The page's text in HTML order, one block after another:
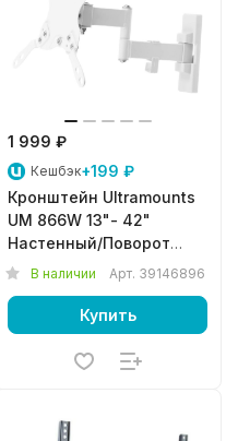
1 999 ₽
Кешбэк+199 ₽
Кронштейн Ultramounts
UM 866W 13"- 42"
Настенный/Поворот
БелыйВ наличии Арт. 39146896
Купить